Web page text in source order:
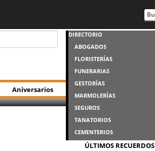
Aniversarios
DIRECTORIO
ABOGADOS
FLORISTERÍAS
FUNERARIAS
GESTORÍAS
MARMOLERÍAS
SEGUROS
TANATORIOS
CEMENTERIOS
ÚLTIMOS RECUERDOS